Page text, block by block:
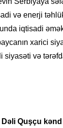
və enerji
iqtisadi
xarici
siyasəti və
Quşçu